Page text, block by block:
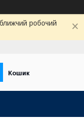
робочий
Кошик